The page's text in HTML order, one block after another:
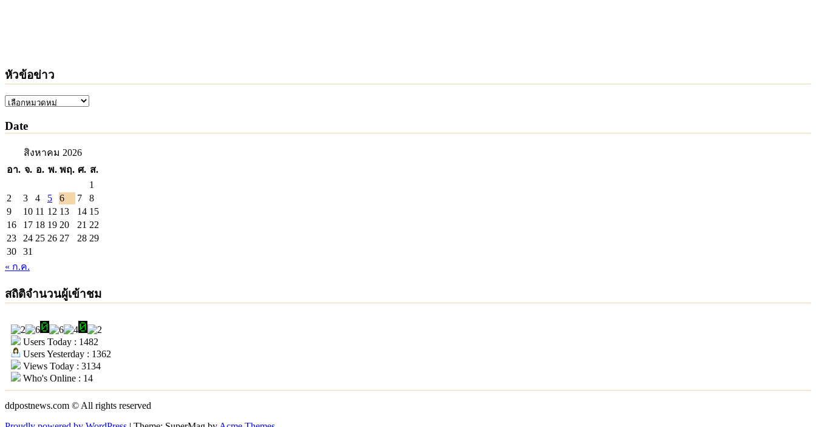
หัวข้อข่าว
หัวข้อ
Date
สิงหาคม 2026
อา. จ. อ. พ. พฤ. ศ. ส.
1
2
3 4 5 6 7
8
9
10 11 12 13 14 15
16
17 18 19 20 21 22
23
24 25 26 27 28 29
30
31
« ก.ค.
สถิติจำนวนผู้เข้าชม
Users Today : 1482
Users Yesterday : 1362
Views Today : 3134
Who's Online : 14
ddpostnews.com © All rights reserved